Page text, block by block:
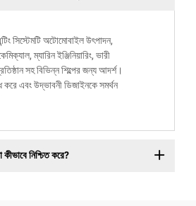
সিস্টেমটি অটোমোবাইল উৎপাদন,
ম্যারিন ইঞ্জিনিয়ারিং, ভারী
সহ বিভিন্ন শিল্পের জন্য আদর্শ।
করে এবং উদ্ভাবনী ডিজাইনকে সমর্থন
কীভাবে নিশ্চিত করে?